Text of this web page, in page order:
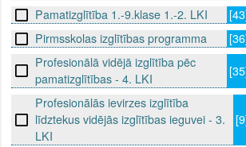
Pamatizglītība 1.-9.klase 1.-2. LKI
Pirmsskolas izglītības programma
Profesionālā vidējā izglītība pēc
pamatizglītības - 4. LKI
Profesionālās ievirzes izglītība
līdztekus vidējās izglītības ieguvei - 3.
LKI